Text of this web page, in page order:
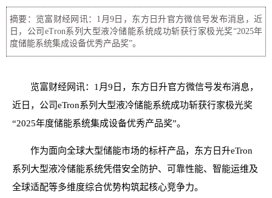
摘要：览富财经网讯：1月9日，东方日升官方微信号发布消息，近
日，公司eTron系列大型液冷储能系统成功斩获行家极光奖“2025年
度储能系统集成设备优秀产品奖”。
览富财经网讯：1月9日，东方日升官方微信号发布消息，
近日，公司eTron系列大型液冷储能系统成功斩获行家极光奖
“2025年度储能系统集成设备优秀产品奖”。
作为面向全球大型储能市场的标杆产品，东方日升eTron
系列大型液冷储能系统凭借安全防护、可靠性能、智能运维及
全球适配等多维度综合优势构筑起核心竞争力。